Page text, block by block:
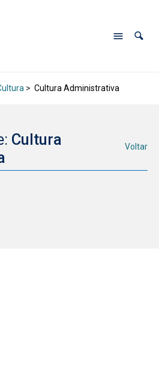
> Cultura Administrativa
Cultura
Voltar